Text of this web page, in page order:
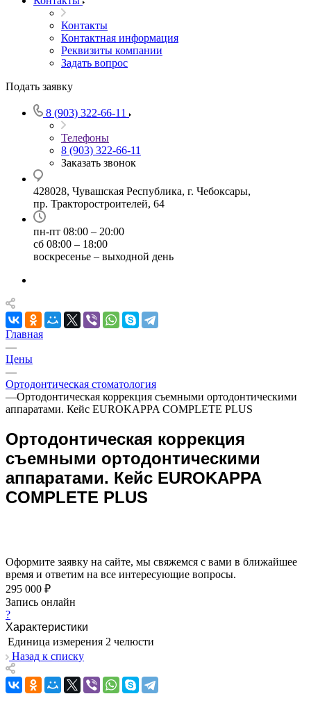
Контакты
Контактная информация
Реквизиты компании
Задать вопрос
Подать заявку
8 (903) 322-66-11
Телефоны
8 (903) 322-66-11
Заказать звонок
428028, Чувашская Республика, г. Чебоксары,
пр. Тракторостроителей, 64
пн-пт 08:00 – 20:00
сб 08:00 – 18:00
воскресенье – выходной день
Главная
—
Цены
—
Ортодонтическая стоматология
—Ортодонтическая коррекция съемными ортодонтическими
аппаратами. Кейс EUROKAPPA COMPLETE PLUS
Ортодонтическая коррекция
съемными ортодонтическими
аппаратами. Кейс EUROKAPPA
COMPLETE PLUS
Оформите заявку на сайте, мы свяжемся с вами в ближайшее
время и ответим на все интересующие вопросы.
295 000 ₽
Запись онлайн
?
Характеристики
Единица измерения 2 челюсти
Назад к списку